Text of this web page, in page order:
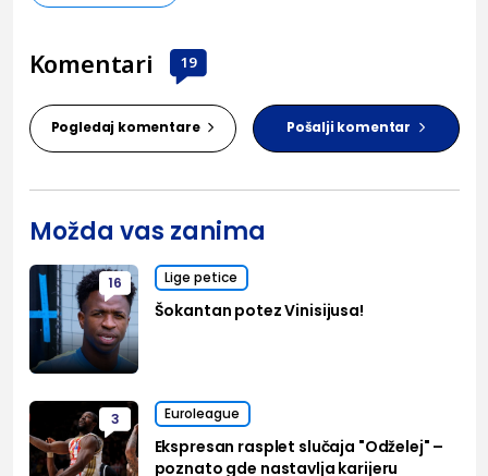
Komentari 19
Pogledaj komentare Pošalji komentar
Možda vas zanima
16 Lige petice
Šokantan potez Vinisijusa!
3 Euroleague
Ekspresan rasplet slučaja "Odželej" –
poznato gde nastavlja karijeru